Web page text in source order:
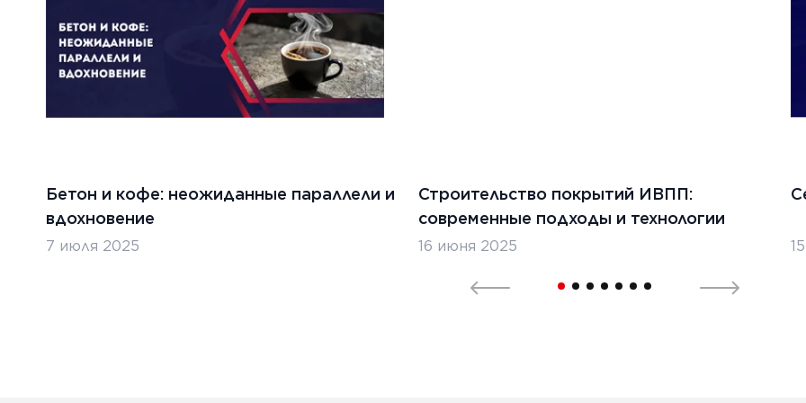
Бетон и кофе: неожиданные параллели и
вдохновение
7 июля 2025
Строительство покрытий ИВПП:
современные подходы и технологии
16 июня 2025